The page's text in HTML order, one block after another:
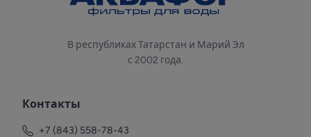
В республиках Татарстан и Марий Эл
с 2002 года.
Контакты
+7 (843) 558-78-43